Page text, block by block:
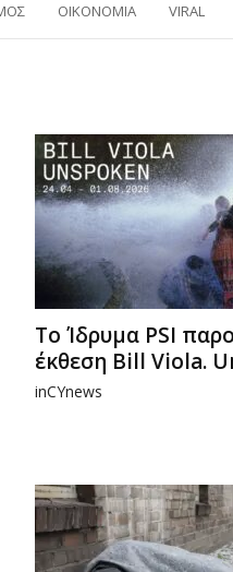
ΟΙΚΟΝΟΜΙΑ VIRAL
Το Ίδρυμα PSI
έκθεση Bill Viola.
inCYnews